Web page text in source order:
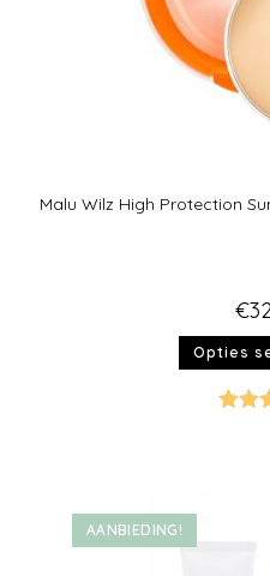
Malu Wilz High Protection
€
Opties
AANBIEDING!